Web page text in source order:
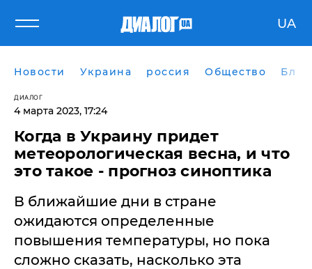
UA
Новости Украина россия Общество
ДИАЛОГ
4 марта 2023, 17:24
Когда в Украину придет
метеорологическая весна, и что
это такое - прогноз синоптика
В ближайшие дни в стране
ожидаются определенные
повышения температуры, но пока
сложно сказать, насколько эта